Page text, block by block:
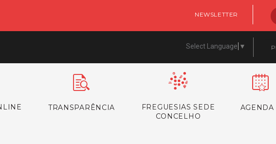
NEWSLETTER
Select Language ▼
TRANSPARÊNCIA
FREGUESIAS SEDE
CONCELHO
AGENDA